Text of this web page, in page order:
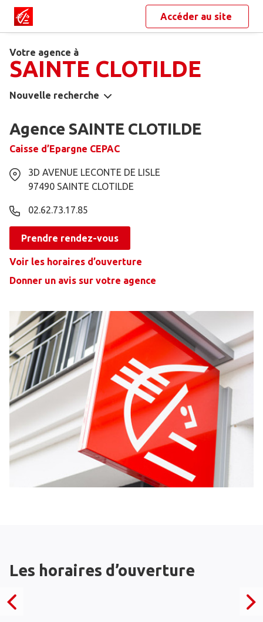
Accéder au site
Votre agence à
SAINTE CLOTILDE
Nouvelle recherche
Agence SAINTE CLOTILDE
Caisse d’Epargne CEPAC
3D AVENUE LECONTE DE LISLE
97490 SAINTE CLOTILDE
02.62.73.17.85
Prendre rendez-vous
Voir les horaires d’ouverture
Donner un avis sur votre agence
Les horaires d’ouverture